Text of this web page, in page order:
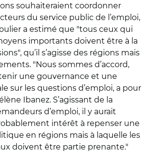
souhaiteraient coordonner
du service public de l’emploi,
a estimé que "tous ceux qui
importants doivent être à la
qu’il s’agisse des régions mais
. "Nous sommes d’accord,
une gouvernance et une
sur les questions d’emploi, a pour
Ibanez. S’agissant de la
d’emploi, il y aurait
intérêt à repenser une
en régions mais à laquelle les
doivent être partie prenante."